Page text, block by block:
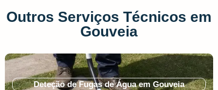
Outros Serviços Técnicos em
Gouveia
Deteção de Fugas de Água em Gouveia